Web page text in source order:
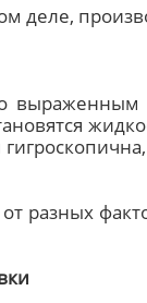
деле,
разных